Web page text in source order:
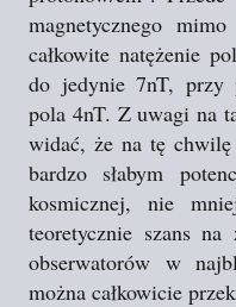
magnetycznego
całkowite natężenie
do jedynie 7nT, przy
pola 4nT. Z uwagi na
widać, że na tę
bardzo słabym
kosmicznej, nie
teoretycznie szans
obserwatorów w
można całkowicie